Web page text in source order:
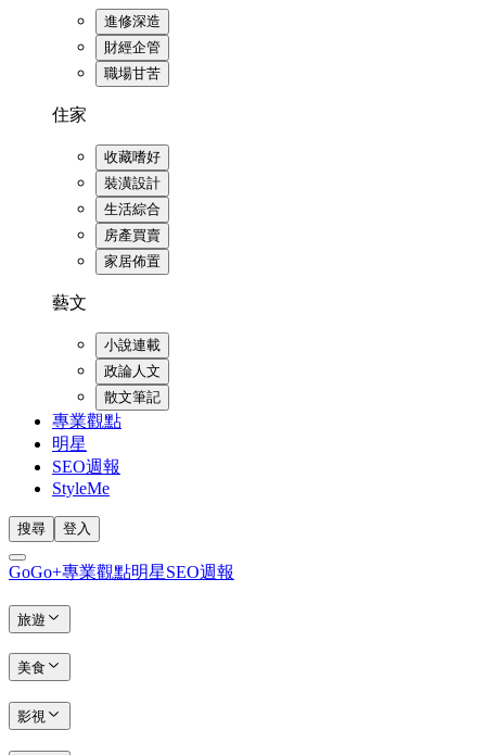
進修深造
財經企管
職場甘苦
住家
收藏嗜好
裝潢設計
生活綜合
房產買賣
家居佈置
藝文
小說連載
政論人文
散文筆記
專業觀點
明星
SEO週報
StyleMe
搜尋 登入
GoGo+專業觀點明星SEO週報
旅遊
美食
影視